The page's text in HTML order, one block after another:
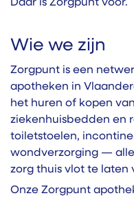
Daar is Zorgpunt voor.
Wie we zijn
Zorgpunt is een
apotheken in
het huren of kopen
ziekenhuisbedden en
toiletstoelen,
wondverzorging —
zorg thuis vlot te laten
Onze Zorgpunt